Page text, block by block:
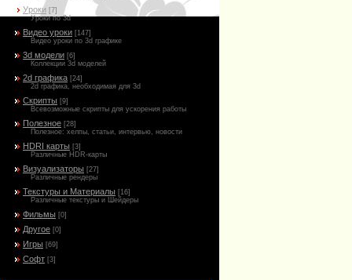
Уроки [7]
Уроки по 3d
Видео уроки [147]
Видео уроки по 3d графике
3d модели [6]
Коллекции 3d моделей
2d графика [24]
2d графика, необходимая для 3d
Скрипты [9]
Всевозможные скрипты для ускорения работы
Полезное [28]
Полезное: хелпы, статьи, интервью, новости
HDRI карты [3]
Различные HDR-карты
Визуализаторы [27]
Различные рендеры
Текстуры и Материалы [16]
Различные текстуры и Шейдеры
Фильмы [0]
Другое [0]
Игры [69]
Софт [3]